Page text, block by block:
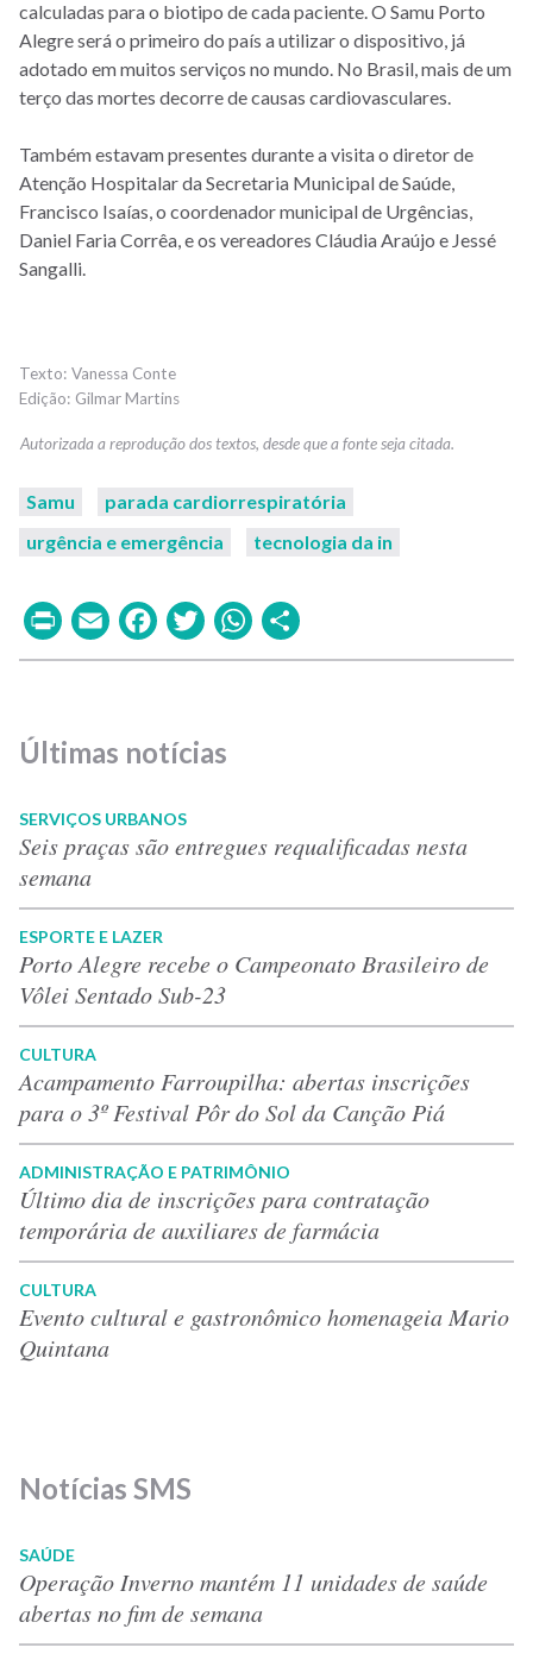
calculadas para o biotipo de cada paciente. O Samu Porto
Alegre será o primeiro do país a utilizar o dispositivo, já
adotado em muitos serviços no mundo. No Brasil, mais de um
terço das mortes decorre de causas cardiovasculares.
Também estavam presentes durante a visita o diretor de
Atenção Hospitalar da Secretaria Municipal de Saúde,
Francisco Isaías, o coordenador municipal de Urgências,
Daniel Faria Corrêa, e os vereadores Cláudia Araújo e Jessé
Sangalli.
Vanessa Conte
Gilmar Martins
Samu
parada cardiorrespiratória
urgência e emergência
tecnologia da in
PrintEmailFacebook
TwitterWhatsApp
Últimas notícias
SERVIÇOS URBANOS
Seis praças são entregues requalificadas nesta
semana
ESPORTE E LAZER
Porto Alegre recebe o Campeonato Brasileiro de
Vôlei Sentado Sub-23
CULTURA
Acampamento Farroupilha: abertas inscrições
para o 3º Festival Pôr do Sol da Canção Piá
ADMINISTRAÇÃO E PATRIMÔNIO
Último dia de inscrições para contratação
temporária de auxiliares de farmácia
CULTURA
Evento cultural e gastronômico homenageia Mario
Quintana
Notícias SMS
SAÚDE
Operação Inverno mantém 11 unidades de saúde
abertas no fim de semana